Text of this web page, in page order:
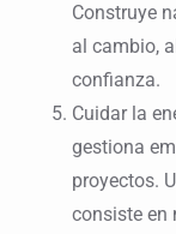
Construye
al cambio,
confianza.
Cuidar la
gestiona
proyectos.
consiste en